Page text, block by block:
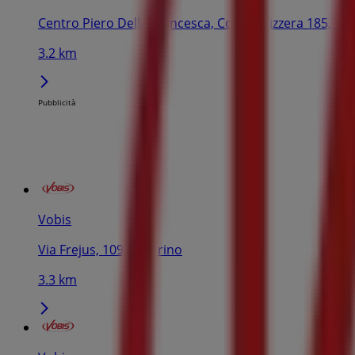
Centro Piero Della Francesca, Corso Svizzera 185,
3.2 km
Pubblicità
Vobis
Via Frejus, 109/A, Torino
3.3 km